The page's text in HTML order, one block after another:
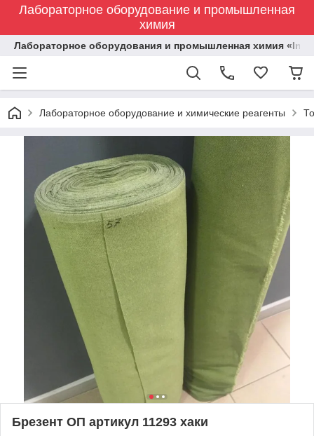
Лабораторное оборудование и промышленная
химия
Лабораторное оборудования и промышленная химия
Лабораторное оборудование и химические реагенты
Брезент ОП артикул 11293 хаки